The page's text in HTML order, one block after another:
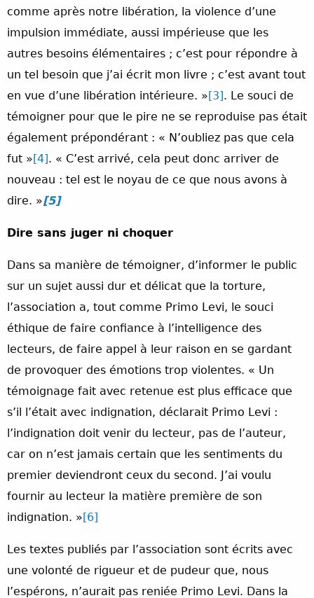
comme après notre libération, la violence d’une
impulsion immédiate, aussi impérieuse que les
autres besoins élémentaires ; c’est pour répondre à
un tel besoin que j’ai écrit mon livre ; c’est avant tout
en vue d’une libération intérieure. »[3]. Le souci de
témoigner pour que le pire ne se reproduise pas était
également prépondérant : « N’oubliez pas que cela
fut »[4]. « C’est arrivé, cela peut donc arriver de
nouveau : tel est le noyau de ce que nous avons à
dire. »[5]
Dire sans juger ni choquer
Dans sa manière de témoigner, d’informer le public
sur un sujet aussi dur et délicat que la torture,
l’association a, tout comme Primo Levi, le souci
éthique de faire confiance à l’intelligence des
lecteurs, de faire appel à leur raison en se gardant
de provoquer des émotions trop violentes. « Un
témoignage fait avec retenue est plus efficace que
s’il l’était avec indignation, déclarait Primo Levi :
l’indignation doit venir du lecteur, pas de l’auteur,
car on n’est jamais certain que les sentiments du
premier deviendront ceux du second. J’ai voulu
fournir au lecteur la matière première de son
indignation. »[6]
Les textes publiés par l’association sont écrits avec
une volonté de rigueur et de pudeur que, nous
l’espérons, n’aurait pas reniée Primo Levi. Dans la